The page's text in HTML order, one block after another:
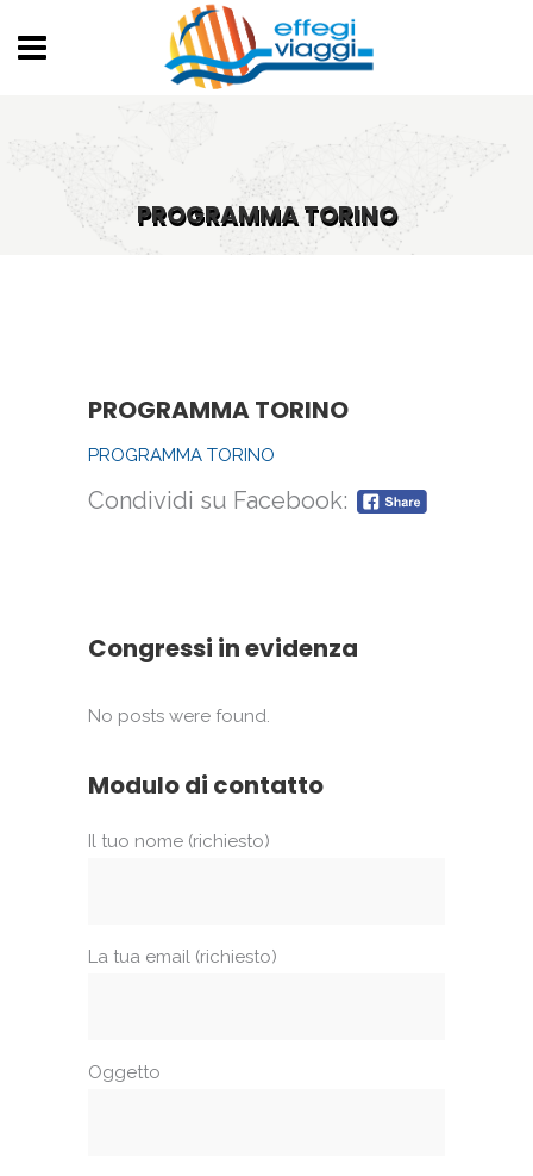
PROGRAMMA TORINO
PROGRAMMA TORINO
PROGRAMMA TORINO
Condividi su Facebook:
Congressi in evidenza
No posts were found.
Modulo di contatto
Il tuo nome (richiesto)
La tua email (richiesto)
Oggetto